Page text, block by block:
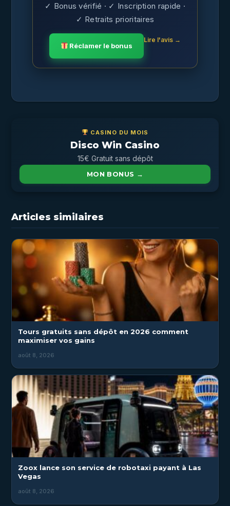
✓ Bonus vérifié · ✓ Inscription rapide ·
✓ Retraits prioritaires
Réclamer le bonus
Lire l'avis →
CASINO DU MOIS
Disco Win Casino
15€ Gratuit sans dépôt
MON BONUS →
Articles similaires
Tours gratuits sans dépôt en 2026 comment
maximiser vos gains
août 8, 2026
Zoox lance son service de robotaxi payant à Las
Vegas
août 8, 2026